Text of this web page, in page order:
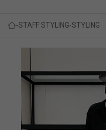
STAFF STYLING STYLING